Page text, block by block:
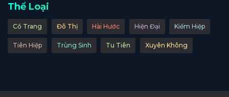
Thể Loại
Cổ Trang Đô Thị Hài Hước Hiện Đại Kiếm Hiệp
Tiên Hiệp Trùng Sinh Tu Tiên Xuyên Không